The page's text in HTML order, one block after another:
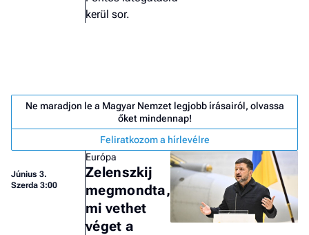
kerül sor.
Ne maradjon le a Magyar Nemzet legjobb írásairól, olvassa
őket mindennap!
Feliratkozom a hírlevélre
Június 3.
Szerda 3:00
Európa
Zelenszkij
megmondta,
mi vethet
véget a